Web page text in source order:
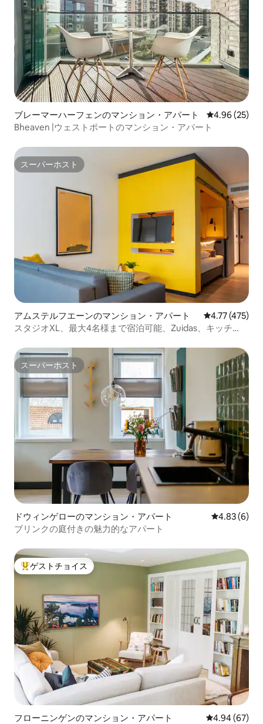
ブレーマーハーフェンのマンション・アパート レビュー25
4.96 (25)
Bheaven |ウェストポートのマンション・アパート
スーパーホスト
スーパーホスト
アムステルフエーンのマンション・アパート レビュー475
4.77 (475)
スタジオXL、最大4名様まで宿泊可能、Zuidas、キッチ
スーパーホスト
スーパーホスト
ドウィンゲローのマンション・アパート レビュー6
4.83 (6)
ブリンクの庭付きの魅力的なアパート
大好評のゲストチョイスです。
ゲストチョイス
フローニンゲンのマンション・アパート レビュー67
4.94 (67)